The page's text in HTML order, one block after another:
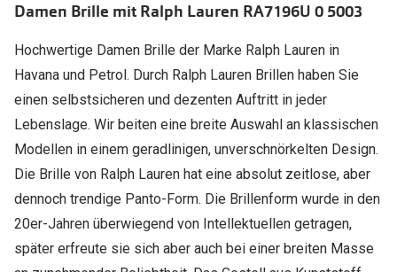
Stellest®-Brillengläser
Zubehör
Brillenbügel
Brillenetuis
Brillenkettchen
Damen Brille mit Ralph Lauren RA7196U 0 5003
Hochwertige Damen Brille der Marke Ralph Lauren in
Havana und Petrol. Durch Ralph Lauren Brillen haben Sie
einen selbstsicheren und dezenten Auftritt in jeder
Lebenslage. Wir beiten eine breite Auswahl an klassischen
Modellen in einem geradlinigen, unverschnörkelten Design.
Die Brille von Ralph Lauren hat eine absolut zeitlose, aber
dennoch trendige Panto-Form. Die Brillenform wurde in den
20er-Jahren überwiegend von Intellektuellen getragen,
später erfreute sie sich aber auch bei einer breiten Masse